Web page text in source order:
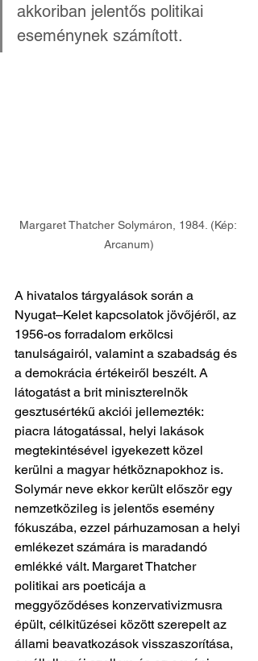
akkoriban jelentős politikai
eseménynek számított.
Margaret Thatcher Solymáron, 1984. (Kép:
Arcanum)
A hivatalos tárgyalások során a
Nyugat–Kelet kapcsolatok jövőjéről, az
1956-os forradalom erkölcsi
tanulságairól, valamint a szabadság és
a demokrácia értékeiről beszélt. A
látogatást a brit miniszterelnök
gesztusértékű akciói jellemezték:
piacra látogatással, helyi lakások
megtekintésével igyekezett közel
kerülni a magyar hétköznapokhoz is.
Solymár neve ekkor került először egy
nemzetközileg is jelentős esemény
fókuszába, ezzel párhuzamosan a helyi
emlékezet számára is maradandó
emlékké vált. Margaret Thatcher
politikai ars poeticája a
meggyőződéses konzervativizmusra
épült, célkitűzései között szerepelt az
állami beavatkozások visszaszorítása,